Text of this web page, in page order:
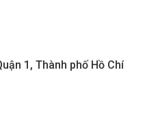
1, Thành phố Hồ Chí